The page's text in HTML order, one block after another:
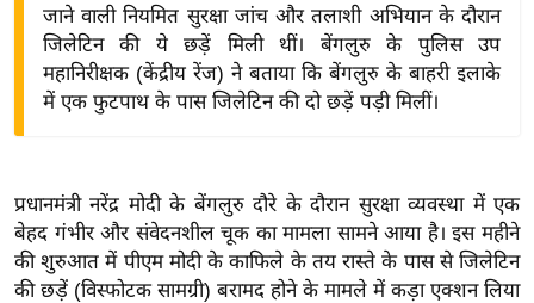
द्यो
वि
शे
ष
ज्ञ
जाने वाली नियमित सुरक्षा जांच और तलाशी अभियान के दौरान
जिलेटिन की ये छड़ें मिली थीं। बेंगलुरु के पुलिस उप
महानिरीक्षक (केंद्रीय रेंज) ने बताया कि बेंगलुरु के बाहरी इलाके
में एक फुटपाथ के पास जिलेटिन की दो छड़ें पड़ी मिलीं।
प्रधानमंत्री नरेंद्र मोदी के बेंगलुरु दौरे के दौरान सुरक्षा व्यवस्था में एक
बेहद गंभीर और संवेदनशील चूक का मामला सामने आया है। इस महीने
की शुरुआत में पीएम मोदी के काफिले के तय रास्ते के पास से जिलेटिन
की छड़ें (विस्फोटक सामग्री) बरामद होने के मामले में कड़ा एक्शन लिया